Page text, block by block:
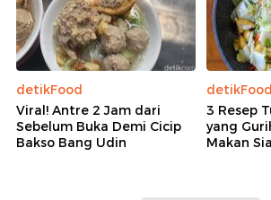
detikFood
Viral! Antre 2 Jam dari
Sebelum Buka Demi Cicip
Bakso Bang Udin
detikFood
3 Resep
yang
Makan